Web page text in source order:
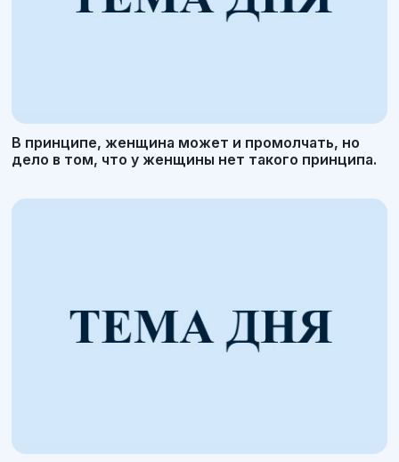
В принципе, женщина может и промолчать, но
дело в том, что у женщины нет такого принципа.